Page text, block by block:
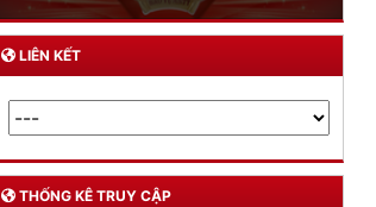
LIÊN KẾT
THỐNG KÊ TRUY CẬP